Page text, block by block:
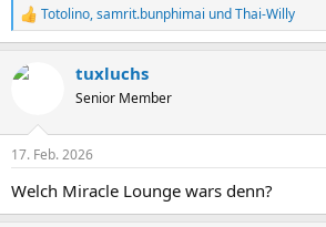
R
e
k
n
e
:
Totolino,samrit.bunphimai undThai-Willy
tuxluchs
Senior Member
17. Feb. 2026
Welch Miracle Lounge wars denn?